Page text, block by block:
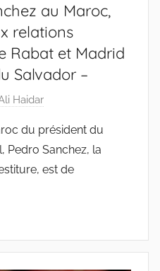
au Maroc,
relations
Rabat et Madrid
Salvador –
Haidar
du président du
Pedro Sanchez, la
est de